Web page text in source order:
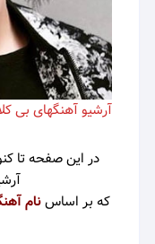
آرشیو آهنگهای بی
در این صفحه تا
که بر اساسنام